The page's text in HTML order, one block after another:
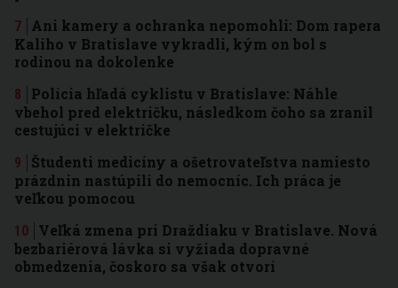
Ani kamery a ochranka nepomohli: Dom rapera
Kaliho v Bratislave vykradli, kým on bol s
rodinou na dokolenke
Polícia hľadá cyklistu v Bratislave: Náhle
vbehol pred električku, následkom čoho sa zranil
cestujúci v električke
Študenti medicíny a ošetrovateľstva namiesto
prázdnin nastúpili do nemocníc. Ich práca je
veľkou pomocou
Veľká zmena pri Draždiaku v Bratislave. Nová
bezbariérová lávka si vyžiada dopravné
obmedzenia, čoskoro sa však otvorí